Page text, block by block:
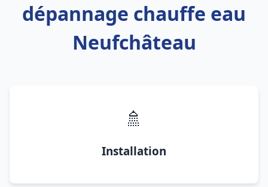
dépannage chauffe eau
Neufchâteau
🚿
Installation